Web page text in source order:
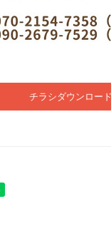
チラシダウンロー